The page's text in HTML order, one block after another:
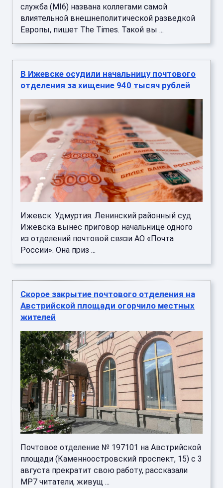
служба (MI6) названа коллегами самой
влиятельной внешнеполитической разведкой
Европы, пишет The Times. Такой вы ...
В Ижевске осудили начальницу почтового
отделения за хищение 940 тысяч рублей
Ижевск. Удмуртия. Ленинский районный суд
Ижевска вынес приговор начальнице одного
из отделений почтовой связи АО «Почта
России». Она приз ...
Скорое закрытие почтового отделения на
Австрийской площади огорчило местных
жителей
Почтовое отделение № 197101 на Австрийской
площади (Каменноостровский проспект, 15) с 3
августа прекратит свою работу, рассказали
МР7 читатели, живущ ...